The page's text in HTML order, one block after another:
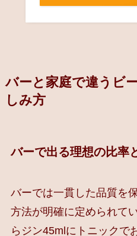
バーと家庭で違うビ
しみ方
バーで出る理想の比率
バーでは一貫した品質を
方法が明確に定められて
らジン45mlにトニックで